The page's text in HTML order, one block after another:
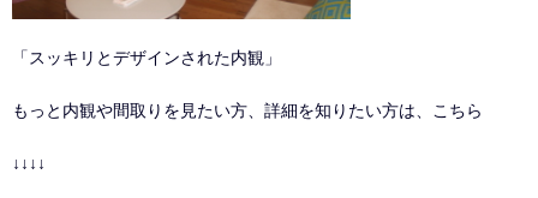
「スッキリとデザインされた内観」
もっと内観や間取りを見たい方、詳細を知りたい方は、こちら
↓↓↓↓